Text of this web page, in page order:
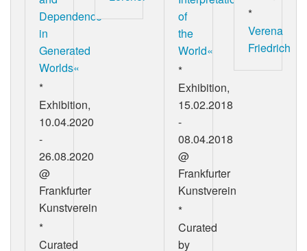
Dependence
in
Generated
Worlds«
*
Exhibition,
10.04.2020
-
26.08.2020
@
Frankfurter
Kunstverein
*
Curated
of
the
World«
*
Exhibition,
15.02.2018
-
08.04.2018
@
Frankfurter
Kunstverein
*
Curated
by
*
Verena
Friedrich